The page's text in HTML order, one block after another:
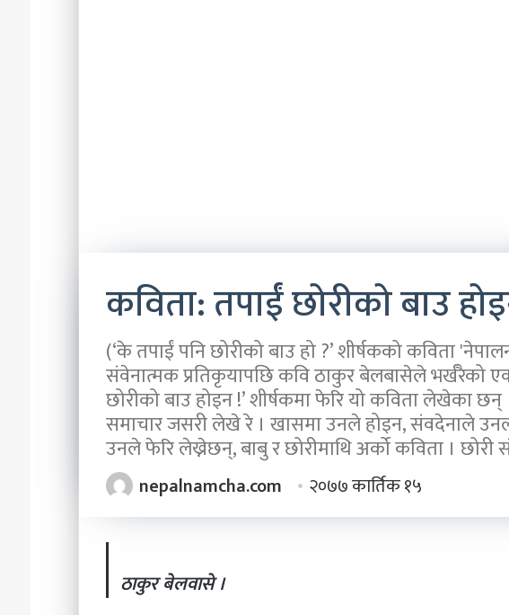
कविता: तपाईं छोरीको बाउ
(‘के तपाईं पनि छोरीको बाउ हो ?’ शीर्षकको कविता
संवेनात्मक प्रतिकृयापछि कवि ठाकुर बेलबासेले भर्खरैको
छोरीको बाउ होइन !’ शीर्षकमा फेरि यो कविता लेखेका
समाचार जसरी लेखे रे । खासमा उनले होइन, संवदेनाले
उनले फेरि लेख्नेछन्, बाबु र छोरीमाथि अर्को कविता ।
nepalnamcha.com २०७७ कार्तिक १५
ठाकुर बेलवासे ।